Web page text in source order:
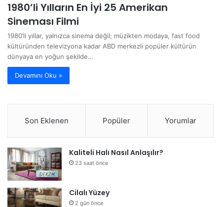
1980’li Yılların En İyi 25 Amerikan
Sineması Filmi
1980’li yıllar, yalnızca sinema değil; müzikten modaya, fast food
kültüründen televizyona kadar ABD merkezli popüler kültürün
dünyaya en yoğun şekilde…
Devamını Oku »
Son Eklenen Popüler Yorumlar
Kaliteli Halı Nasıl Anlaşılır?
23 saat önce
Cilalı Yüzey
2 gün önce